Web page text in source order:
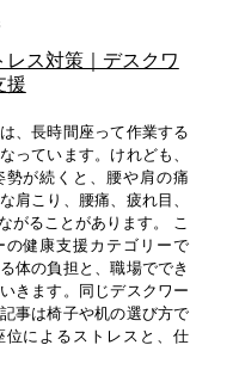
レス対策｜デスクワ
援
、長時間座って作業する
っています。けれども、
勢が続くと、腰や肩の痛
肩こり、腰痛、疲れ目、
がることがあります。 こ
の健康支援カテゴリーで
体の負担と、職場ででき
きます。同じデスクワー
事は椅子や机の選び方で
位によるストレスと、仕